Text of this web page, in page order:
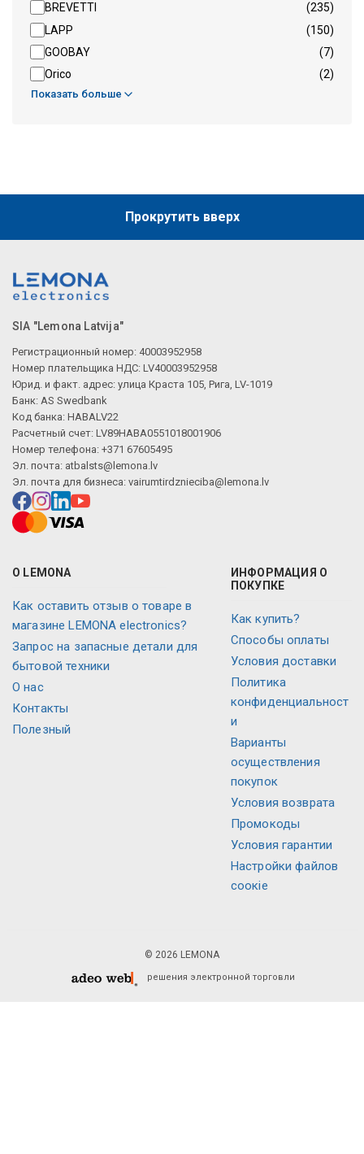
BREVETTI
(235)
LAPP
(150)
GOOBAY
(7)
Orico
(2)
Показать больше
Прокрутить вверх
SIA "Lemona Latvija"
Регистрационный номер: 40003952958
Номер плательщика НДС: LV40003952958
Юрид. и факт. адрес: улица Краста 105, Рига, LV-1019
Банк: AS Swedbank
Код банка: HABALV22
Расчетный счет: LV89HABA0551018001906
Номер телефона: +371 67605495
Эл. почта: atbalsts@lemona.lv
Эл. почта для бизнеса: vairumtirdznieciba@lemona.lv
О LEMONA
Как оставить отзыв о товаре в
магазине LEMONA electronics?
Запрос на запасные детали для
бытовой техники
О нас
Контакты
Полезный
ИНФОРМАЦИЯ О
ПОКУПКЕ
Как купить?
Способы оплаты
Условия доставки
Политика
конфиденциальност
и
Варианты
осуществления
покупок
Условия возврата
Промокоды
Условия гарантии
Настройки файлов
соокіе
© 2026 LEMONA
решения электронной торговли